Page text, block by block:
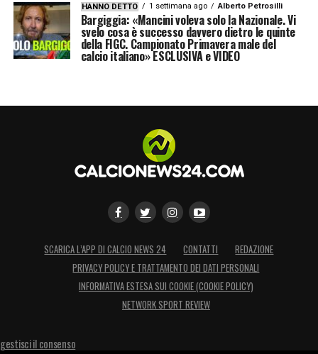
HANNO DETTO 1 settimana ago Alberto Petrosilli
Bargiggia: «Mancini voleva solo la Nazionale. Vi
svelo cosa è successo davvero dietro le quinte
della FIGC. Campionato Primavera male del
calcio italiano» ESCLUSIVA e VIDEO
SCARICA L’APP DI CALCIO NEWS 24 CONTATTI
REDAZIONE
PRIVACY POLICY E TRATTAMENTO DEI DATI PERSONALI
INFORMATIVA ESTESA SUI COOKIE (COOKIE POLICY)
NETWORK SPORT REVIEW
gestisci il consenso